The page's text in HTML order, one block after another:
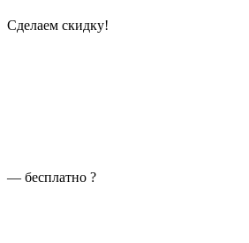
Сделаем скидку!
— бесплатно ?